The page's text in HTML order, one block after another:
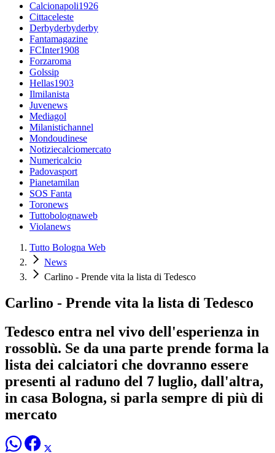
Calcionapoli1926
Cittaceleste
Derbyderbyderby
Fantamagazine
FCInter1908
Forzaroma
Golssip
Hellas1903
Ilmilanista
Juvenews
Mediagol
Milanistichannel
Mondoudinese
Notiziecalciomercato
Numericalcio
Padovasport
Pianetamilan
SOS Fanta
Toronews
Tuttobolognaweb
Violanews
Tutto Bologna Web
News
Carlino - Prende vita la lista di Tedesco
Carlino - Prende vita la lista di Tedesco
Tedesco entra nel vivo dell'esperienza in
rossoblù. Se da una parte prende forma la
lista dei calciatori che dovranno essere
presenti al raduno del 7 luglio, dall'altra,
in casa Bologna, si parla sempre di più di
mercato